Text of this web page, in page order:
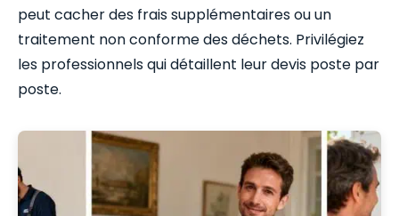
peut cacher des frais supplémentaires ou un
traitement non conforme des déchets. Privilégiez
les professionnels qui détaillent leur devis poste par
poste.